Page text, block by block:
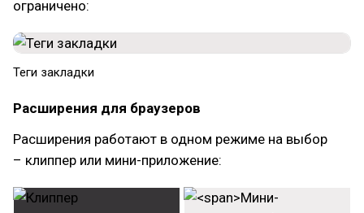
ограничено:
Теги закладки
Расширения для браузеров
Расширения работают в одном режиме на выбор
– клиппер или мини-приложение: